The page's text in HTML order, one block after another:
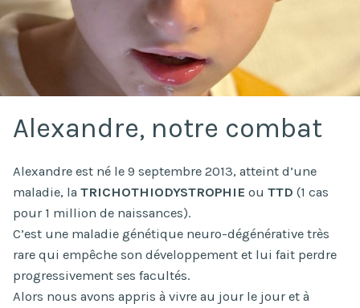
Alexandre, notre combat
Alexandre est né le 9 septembre 2013, atteint d’une
maladie, la TRICHO­THIODYSTROPHIE ou TTD (1 cas
pour 1 million de naissances).
C’est une maladie génétique neuro-dégénérative très
rare qui empêche son développement et lui fait perdre
progressivement ses facultés.
Alors nous avons appris à vivre au jour le jour et à